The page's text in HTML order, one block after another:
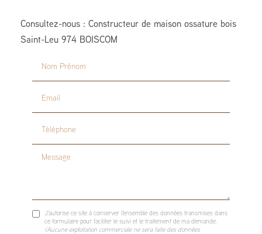
Consultez-nous : Constructeur de maison ossature bois
Saint-Leu 974 BOISCOM
Nom Prénom
Email
Téléphone
Message
J'autorise ce site à conserver l'ensemble des données transmises dans
ce formulaire pour faciliter le suivi et le traitement de ma demande.
(Aucune exploitation commerciale ne sera faite des données